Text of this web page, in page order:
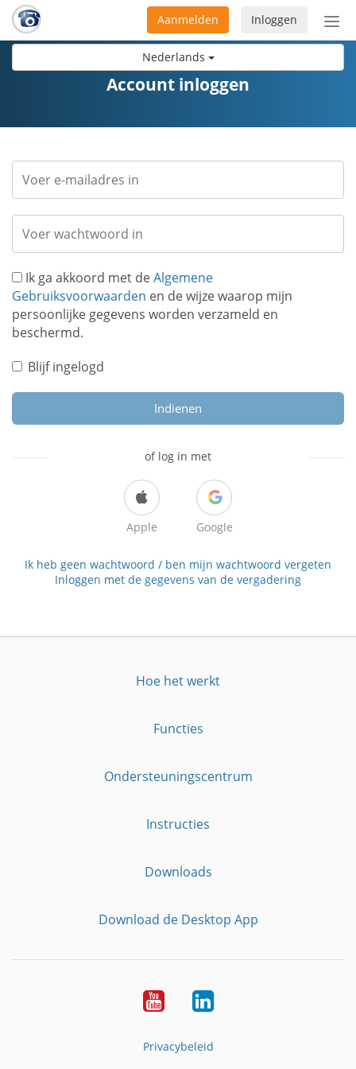
Nederlands
Inloggen
Aanmelden
Account inloggen
Ik ga akkoord met deAlgemene
Gebruiksvoorwaarden en de wijze waarop mijn
persoonlijke gegevens worden verzameld en
beschermd.
Blijf ingelogd
Indienen
of log in met
Apple Google
Ik heb geen wachtwoord / ben mijn wachtwoord vergeten
Inloggen met de gegevens van de vergadering
Hoe het werkt
Functies
Ondersteuningscentrum
Instructies
Downloads
Download de Desktop App
YouTubeLinkedIn
Privacybeleid